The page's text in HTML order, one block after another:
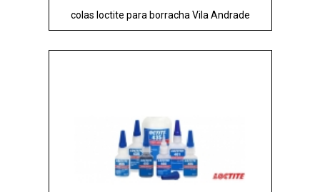
colas loctite para borracha Vila Andrade